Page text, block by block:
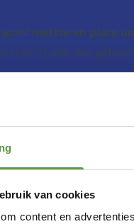
van cookies
content en
mettre en place
? Faire des